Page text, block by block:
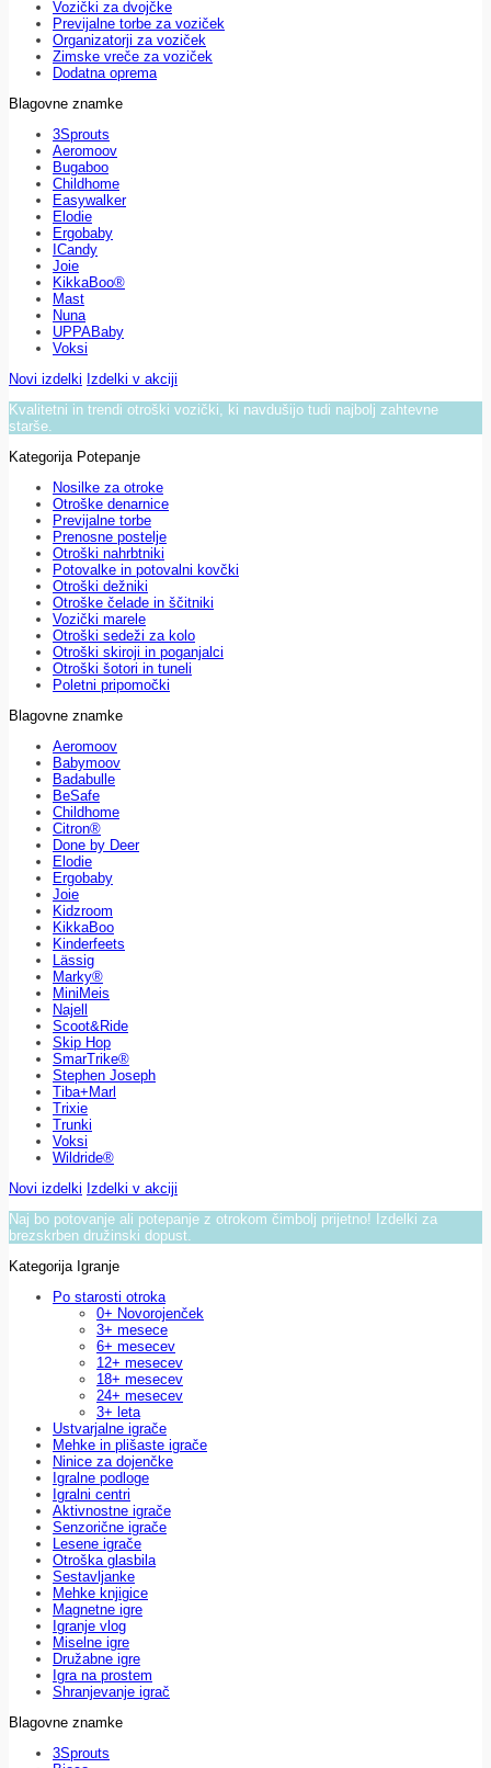
Vozički za dvojčke
Previjalne torbe za voziček
Organizatorji za voziček
Zimske vreče za voziček
Dodatna oprema
Blagovne znamke
3Sprouts
Aeromoov
Bugaboo
Childhome
Easywalker
Elodie
Ergobaby
ICandy
Joie
KikkaBoo®
Mast
Nuna
UPPABaby
Voksi
Novi izdelki Izdelki v akciji
Kvalitetni in trendi otroški vozički, ki navdušijo tudi najbolj zahtevne
starše.
Kategorija Potepanje
Nosilke za otroke
Otroške denarnice
Previjalne torbe
Prenosne postelje
Otroški nahrbtniki
Potovalke in potovalni kovčki
Otroški dežniki
Otroške čelade in ščitniki
Vozički marele
Otroški sedeži za kolo
Otroški skiroji in poganjalci
Otroški šotori in tuneli
Poletni pripomočki
Blagovne znamke
Aeromoov
Babymoov
Badabulle
BeSafe
Childhome
Citron®
Done by Deer
Elodie
Ergobaby
Joie
Kidzroom
KikkaBoo
Kinderfeets
Lässig
Marky®
MiniMeis
Najell
Scoot&Ride
Skip Hop
SmarTrike®
Stephen Joseph
Tiba+Marl
Trixie
Trunki
Voksi
Wildride®
Novi izdelki Izdelki v akciji
Naj bo potovanje ali potepanje z otrokom čimbolj prijetno! Izdelki za
brezskrben družinski dopust.
Kategorija Igranje
Po starosti otroka
0+ Novorojenček
3+ mesece
6+ mesecev
12+ mesecev
18+ mesecev
24+ mesecev
3+ leta
Ustvarjalne igrače
Mehke in plišaste igrače
Ninice za dojenčke
Igralne podloge
Igralni centri
Aktivnostne igrače
Senzorične igrače
Lesene igrače
Otroška glasbila
Sestavljanke
Mehke knjigice
Magnetne igre
Igranje vlog
Miselne igre
Družabne igre
Igra na prostem
Shranjevanje igrač
Blagovne znamke
3Sprouts